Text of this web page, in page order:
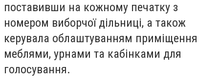
поставивши на кожному печатку з
номером виборчої дільниці, а також
керувала облаштуванням приміщення
меблями, урнами та кабінками для
голосування.